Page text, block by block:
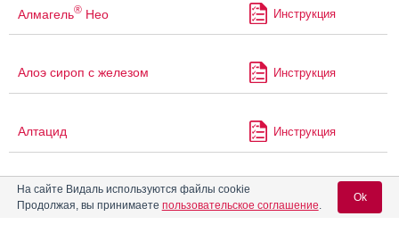
Алмагель® Нео Инструкция
Алоэ сироп с железом Инструкция
Алтацид Инструкция
Альгофетин
На сайте Видаль используются файлы cookie
Продолжая, вы принимаете пользовательское соглашение.
Ok